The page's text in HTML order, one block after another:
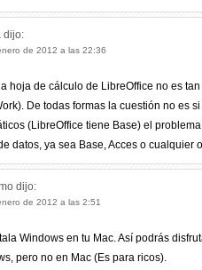
dijo:
de 2012 a las 22:36
hoja de cálculo de LibreOffice no es
De todas formas la cuestión no es
(LibreOffice tiene Base) el
datos, ya sea Base, Acces o cualquier
dijo:
de 2012 a las 2:51
Windows en tu Mac. Así podrás
pero no en Mac (Es para ricos).